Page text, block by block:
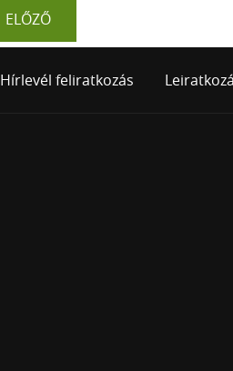
ELŐZŐ
Hírlevél feliratkozás